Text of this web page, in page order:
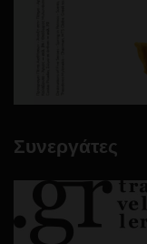
Συνεργάτες